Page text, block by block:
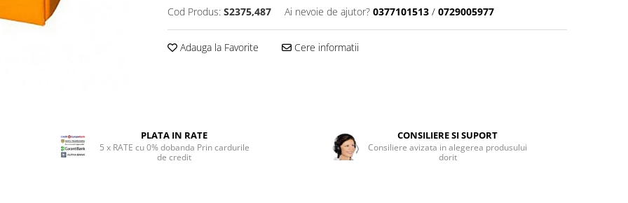
Cod Produs: S2375,487 Ai nevoie de ajutor? 0377101513 / 0729005977
Adauga la Favorite Cere informatii
PLATA IN RATE
5 x RATE cu 0% dobanda Prin cardurile
de credit
CONSILIERE SI SUPORT
Consiliere avizata in alegerea produsului
dorit